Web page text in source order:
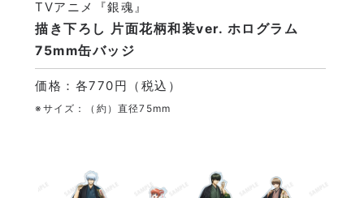
描き下ろし 片面花柄和装ver. ホログラム
75mm缶バッジ
TVアニメ『銀魂』
価格：各770円（税込）
※サイズ：（約）直径75mm